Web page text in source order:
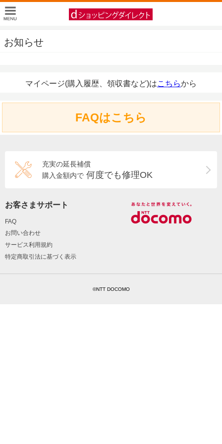
お知らせ
マイページ(購入履歴、領収書など)はこちらから
FAQはこちら
充実の延長補償
購入金額内で 何度でも修理OK
お客さまサポート
FAQ
お問い合わせ
サービス利用規約
特定商取引法に基づく表示
©NTT DOCOMO